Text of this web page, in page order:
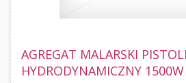
AGREGAT MALARSKI
HYDRODYNAMICZNY 1500W